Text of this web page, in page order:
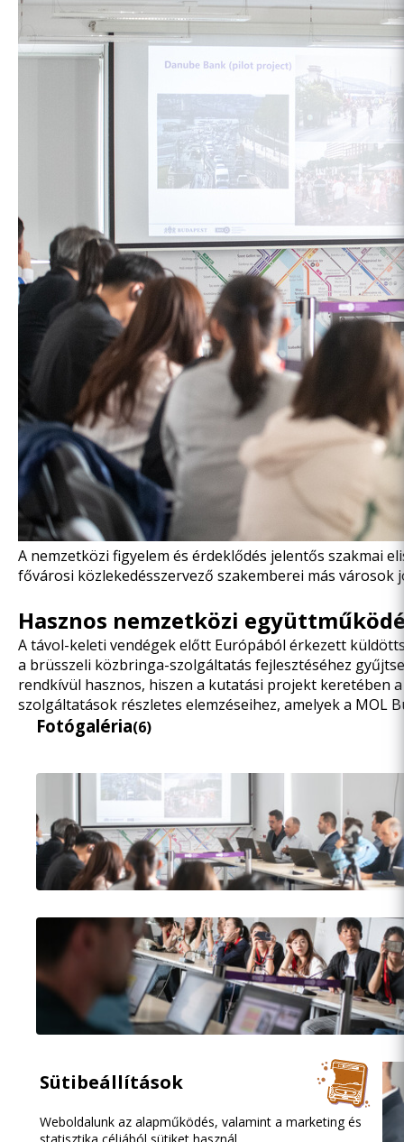
A nemzetközi figyelem és érdeklődés jelentős szakmai
fővárosi közlekedésszervező szakemberei más
Hasznos nemzetközi
A távol-keleti vendégek előtt Európából érkezett
a brüsszeli közbringa-szolgáltatás fejlesztéséhez
rendkívül hasznos, hiszen a kutatási projekt keretében
szolgáltatások részletes elemzéseihez, amelyek a MOL
Fotógaléria(6)
Sütibeállítások
Weboldalunk az alapműködés, valamint a marketing és